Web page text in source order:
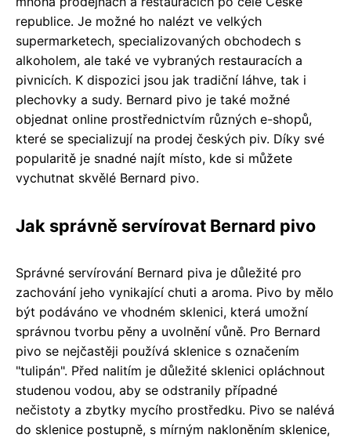
republice. Je možné ho nalézt ve velkých
supermarketech, specializovaných obchodech s
alkoholem, ale také ve vybraných restauracích a
pivnicích. K dispozici jsou jak tradiční láhve, tak i
plechovky a sudy. Bernard pivo je také možné
objednat online prostřednictvím různých e-shopů,
které se specializují na prodej českých piv. Díky své
popularitě je snadné najít místo, kde si můžete
vychutnat skvělé Bernard pivo.
Jak správně servírovat Bernard pivo
Správné servírování Bernard piva je důležité pro
zachování jeho vynikající chuti a aroma. Pivo by mělo
být podáváno ve vhodném sklenici, která umožní
správnou tvorbu pěny a uvolnění vůně. Pro Bernard
pivo se nejčastěji používá sklenice s označením
"tulipán". Před nalitím je důležité sklenici opláchnout
studenou vodou, aby se odstranily případné
nečistoty a zbytky mycího prostředku. Pivo se nalévá
do sklenice postupně, s mírným nakloněním sklenice,